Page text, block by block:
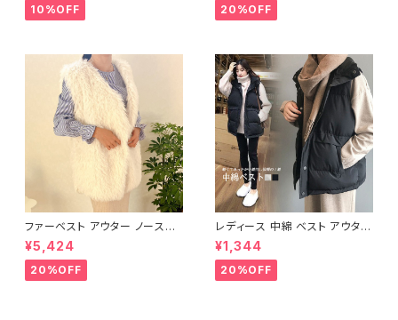
10%OFF 20%OFF
ファーベスト アウター ノースリ
ーブ ショート ベスト 防寒 厚手
ふわふわ ジレ 重ね着
¥5,424
20%OFF
レディース 中綿 ベスト アウター
ノースリーブ ショートベスト 防
寒 軽量 キルティング
¥1,344
20%OFF